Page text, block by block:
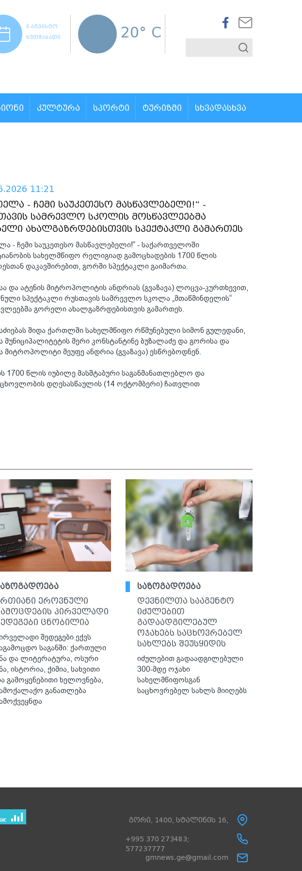
6 აგვისტო
ხუთშაბათი
20° C
ᲙᲣᲚᲢᲣᲠᲐ ᲡᲞᲝᲠᲢᲘ ᲢᲣᲠᲘᲖᲛᲘ ᲡᲮᲕᲐᲓᲐᲡᲮᲕᲐ
11:21
- ჩემი საუკეთესო მასწავლებელი!“ -
სამრევლო სკოლის მოსწავლეებმა
ახალგაზრდებისთვის სპექტაკლი გამართეს
- ჩემი საუკეთესო მასწავლებელი!“ - საქართველოში
სახელმწიფო რელიგიად გამოცხადების 1700 წლის
დაკავშირებით, გორში სპექტაკლი გაიმართა.
და ატენის მიტროპოლიტის ანდრიას (გვაზავა) ლოცვა-კურთხევით,
სპექტაკლი რუსთავის სამრევლო სკოლა „მთაწმინდელის“
გორელი ახალგაზრდებისთვის გამართეს.
შიდა ქართლში სახელმწიფო რწმუნებული სიმონ გულედანი,
მუნიციპალიტეტის მერი კონსტანტინე ბუზალაძე და გორისა და
მიტროპოლიტი მეუფე ანდრია (გვაზავა) ესწრებოდნენ.
1700 წლის იუბილე მასშტაბური საგანმანათლებლო და
დღესასწაულის (14 ოქტომბერი) ჩათვლით
ეროვნული
პირველადი
ცნობილია
შედეგები ექვს
საგანში: ქართული
და ლიტერატურა, ოსური
ისტორია, ქიმია, სახვითი
გამოყენებითი ხელოვნება,
განათლება
საზოგადოება
დევნილთა სააგენტო
იძულებით
გადაადგილებულ
ოჯახებს საცხოვრებელ
სახლებს შეუსყიდის
იძულებით გადაადგილებული
300-მდე ოჯახი
სახელმწიფოსგან
საცხოვრებელ სახლს მიიღებს
გორი, 1400, სტალინის 16,
+995 370 273483;
577237777
gmnews.ge@gmail.com